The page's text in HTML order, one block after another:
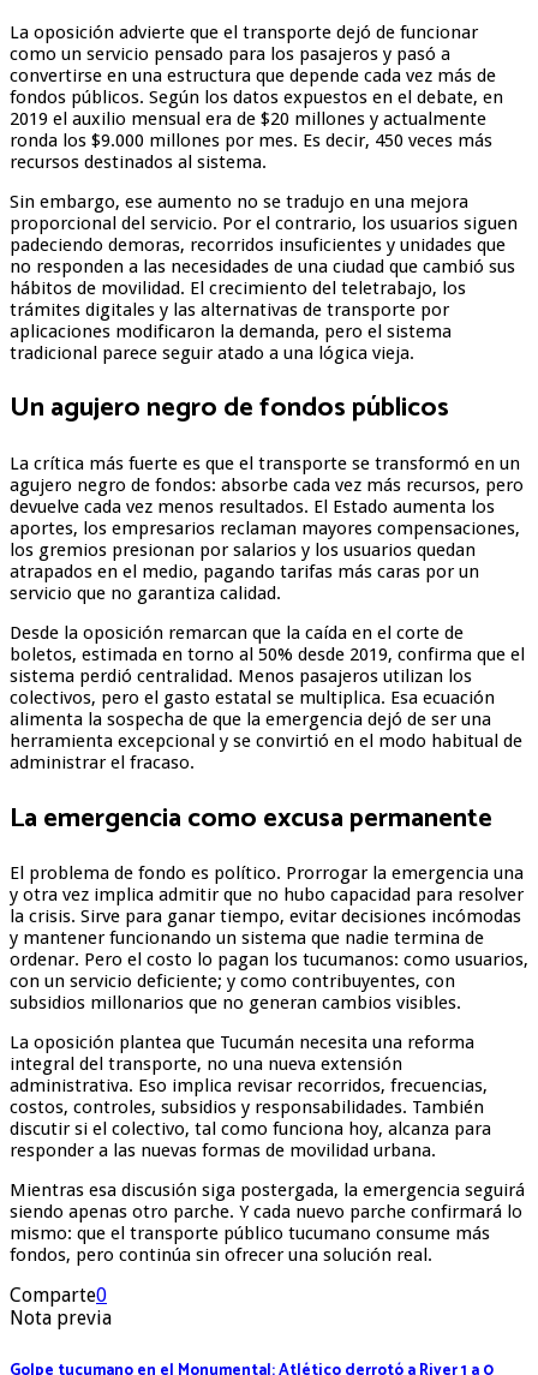
La oposición advierte que el transporte dejó de funcionar
como un servicio pensado para los pasajeros y pasó a
convertirse en una estructura que depende cada vez más de
fondos públicos. Según los datos expuestos en el debate, en
2019 el auxilio mensual era de $20 millones y actualmente
ronda los $9.000 millones por mes. Es decir, 450 veces más
recursos destinados al sistema.
Sin embargo, ese aumento no se tradujo en una mejora
proporcional del servicio. Por el contrario, los usuarios siguen
padeciendo demoras, recorridos insuficientes y unidades que
no responden a las necesidades de una ciudad que cambió sus
hábitos de movilidad. El crecimiento del teletrabajo, los
trámites digitales y las alternativas de transporte por
aplicaciones modificaron la demanda, pero el sistema
tradicional parece seguir atado a una lógica vieja.
Un agujero negro de fondos públicos
La crítica más fuerte es que el transporte se transformó en un
agujero negro de fondos: absorbe cada vez más recursos, pero
devuelve cada vez menos resultados. El Estado aumenta los
aportes, los empresarios reclaman mayores compensaciones,
los gremios presionan por salarios y los usuarios quedan
atrapados en el medio, pagando tarifas más caras por un
servicio que no garantiza calidad.
Desde la oposición remarcan que la caída en el corte de
boletos, estimada en torno al 50% desde 2019, confirma que el
sistema perdió centralidad. Menos pasajeros utilizan los
colectivos, pero el gasto estatal se multiplica. Esa ecuación
alimenta la sospecha de que la emergencia dejó de ser una
herramienta excepcional y se convirtió en el modo habitual de
administrar el fracaso.
La emergencia como excusa permanente
El problema de fondo es político. Prorrogar la emergencia una
y otra vez implica admitir que no hubo capacidad para resolver
la crisis. Sirve para ganar tiempo, evitar decisiones incómodas
y mantener funcionando un sistema que nadie termina de
ordenar. Pero el costo lo pagan los tucumanos: como usuarios,
con un servicio deficiente; y como contribuyentes, con
subsidios millonarios que no generan cambios visibles.
La oposición plantea que Tucumán necesita una reforma
integral del transporte, no una nueva extensión
administrativa. Eso implica revisar recorridos, frecuencias,
costos, controles, subsidios y responsabilidades. También
discutir si el colectivo, tal como funciona hoy, alcanza para
responder a las nuevas formas de movilidad urbana.
Mientras esa discusión siga postergada, la emergencia seguirá
siendo apenas otro parche. Y cada nuevo parche confirmará lo
mismo: que el transporte público tucumano consume más
fondos, pero continúa sin ofrecer una solución real.
Comparte0
Nota previa
Golpe tucumano en el Monumental: Atlético derrotó a River 1 a 0